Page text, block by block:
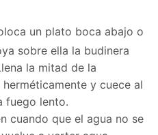
un plato boca abajo o
sobre ella la budinera
la mitad de la
y cuece al
fuego lento.
cuando que el agua no se